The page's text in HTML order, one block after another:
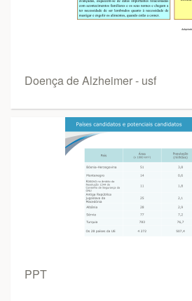
Doença de Alzheimer - usf
PPT